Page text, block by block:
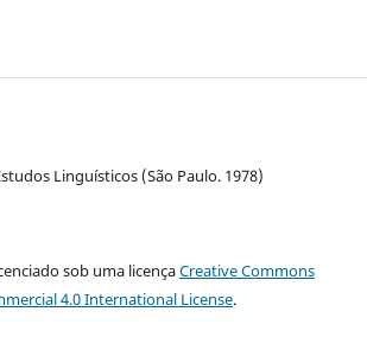
Linguísticos (São Paulo. 1978)
sob uma licençaCreative Commons
4.0 International License.